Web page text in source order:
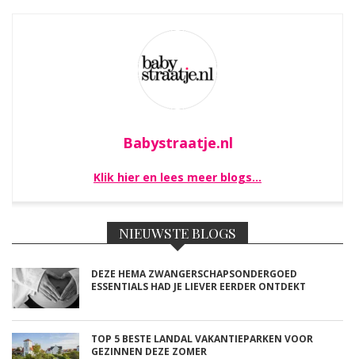
Babystraatje.nl
Klik hier en lees meer blogs…
NIEUWSTE BLOGS
DEZE HEMA ZWANGERSCHAPSONDERGOED
ESSENTIALS HAD JE LIEVER EERDER ONTDEKT
TOP 5 BESTE LANDAL VAKANTIEPARKEN VOOR
GEZINNEN DEZE ZOMER